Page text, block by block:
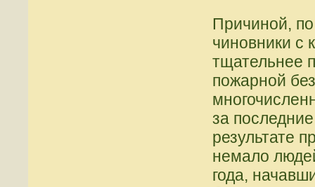
Причиной,
чиновники с
тщательнее
пожарной
за
результате
немало
года,